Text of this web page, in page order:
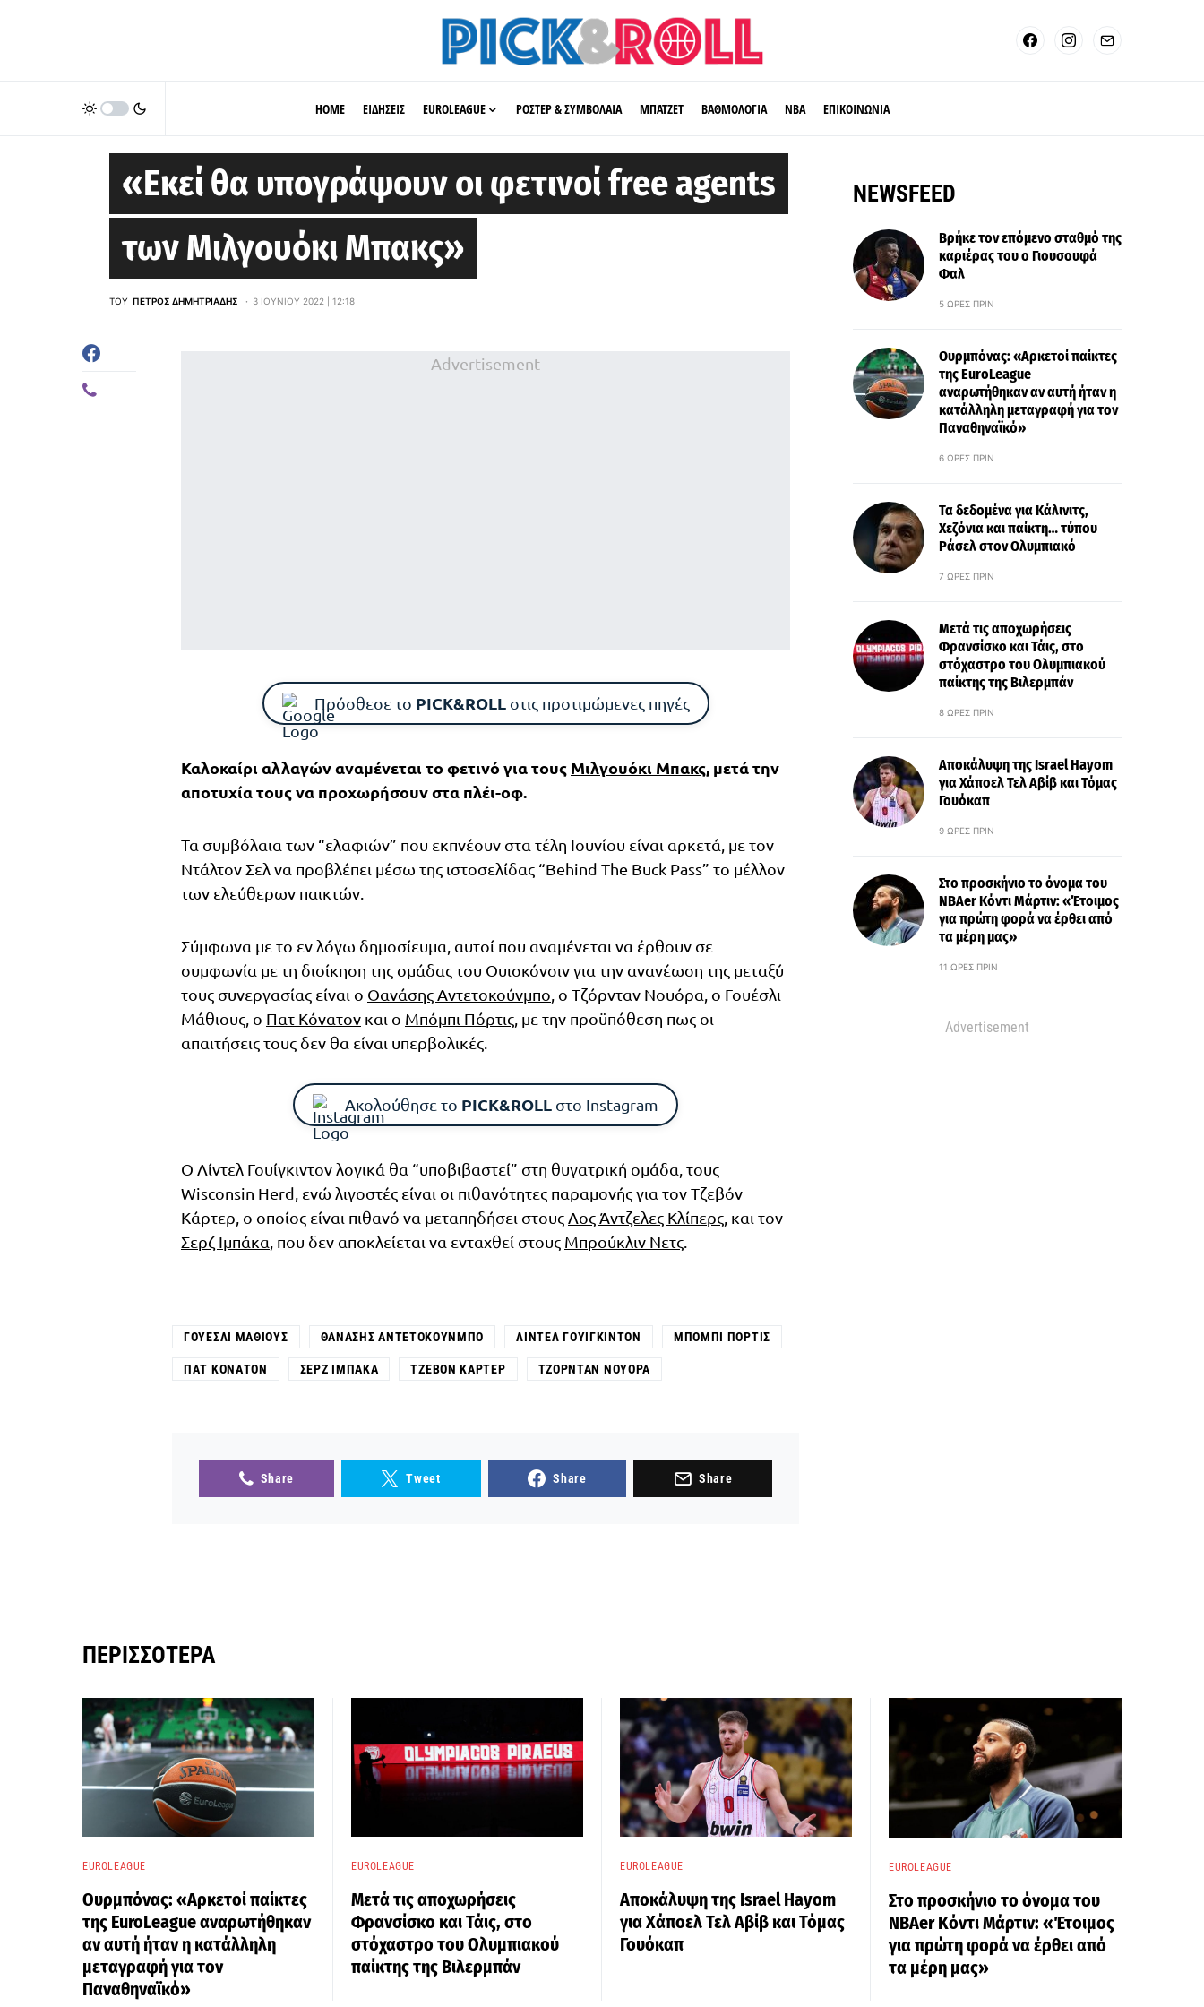
HOME ΕΙΔΗΣΕΙΣ EUROLEAGUE ΡΟΣΤΕΡ & ΣΥΜΒΟΛΑΙΑ ΜΠΑΤΖΕΤ ΒΑΘΜΟΛΟΓΙΑ ΝΒΑ ΕΠΙΚΟΙΝΩΝΙΑ
«Εκεί θα υπογράψουν οι φετινοί free agents
των Μιλγουόκι Μπακς»
ΤΟΥ ΠΈΤΡΟΣ ΔΗΜΗΤΡΙΆΔΗΣ 3 ΙΟΥΝΊΟΥ 2022 | 12:18
Advertisement
Πρόσθεσε το PICK&ROLLστις προτιμώμενες πηγές
Καλοκαίρι αλλαγών αναμένεται το φετινό για τους Μιλγουόκι Μπακς, μετά την
αποτυχία τους να προχωρήσουν στα πλέι-οφ.
Τα συμβόλαια των “ελαφιών” που εκπνέουν στα τέλη Ιουνίου είναι αρκετά, με τον
Ντάλτον Σελ να προβλέπει μέσω της ιστοσελίδας “Behind The Buck Pass” το μέλλον
των ελεύθερων παικτών.
Σύμφωνα με το εν λόγω δημοσίευμα, αυτοί που αναμένεται να έρθουν σε
συμφωνία με τη διοίκηση της ομάδας του Ουισκόνσιν για την ανανέωση της μεταξύ
τους συνεργασίας είναι ο Θανάσης Αντετοκούνμπο, ο Τζόρνταν Νουόρα, ο Γουέσλι
Μάθιους, ο Πατ Κόνατον και ο Μπόμπι Πόρτις, με την προϋπόθεση πως οι
απαιτήσεις τους δεν θα είναι υπερβολικές.
Ακολούθησε το PICK&ROLL στο Instagram
Ο Λίντελ Γουίγκιντον λογικά θα “υποβιβαστεί” στη θυγατρική ομάδα, τους
Wisconsin Herd, ενώ λιγοστές είναι οι πιθανότητες παραμονής για τον Τζεβόν
Κάρτερ, ο οποίος είναι πιθανό να μεταπηδήσει στουςΛος Άντζελες Κλίπερς, και τον
Σερζ Ιμπάκα, που δεν αποκλείεται να ενταχθεί στους Μπρούκλιν Νετς.
ΓΟΥΈΣΛΙ ΜΆΘΙΟΥΣ ΘΑΝΆΣΗΣ ΑΝΤΕΤΟΚΟΎΝΜΠΟ ΛΊΝΤΕΛ ΓΟΥΊΓΚΙΝΤΟΝ ΜΠΌΜΠΙ ΠΌΡΤΙΣ
ΠΑΤ ΚΌΝΑΤΟΝ ΣΕΡΖ ΙΜΠΆΚΑ ΤΖΕΒΌΝ ΚΆΡΤΕΡ ΤΖΌΡΝΤΑΝ ΝΟΥΌΡΑ
Share Tweet Share Share
NEWSFEED
Βρήκε τον επόμενο σταθμό της
καριέρας του ο Γιουσουφά
Φαλ
5 ΏΡΕΣ ΠΡΙΝ
Ουρμπόνας: «Αρκετοί παίκτες
της EuroLeague
αναρωτήθηκαν αν αυτή ήταν η
κατάλληλη μεταγραφή για τον
Παναθηναϊκό»
6 ΏΡΕΣ ΠΡΙΝ
Τα δεδομένα για Κάλινιτς,
Χεζόνια και παίκτη… τύπου
Ράσελ στον Ολυμπιακό
7 ΏΡΕΣ ΠΡΙΝ
Μετά τις αποχωρήσεις
Φρανσίσκο και Τάις, στο
στόχαστρο του Ολυμπιακού
παίκτης της Βιλερμπάν
8 ΏΡΕΣ ΠΡΙΝ
Αποκάλυψη της Israel Hayom
για Χάποελ Τελ Αβίβ και Τόμας
Γουόκαπ
9 ΏΡΕΣ ΠΡΙΝ
Στο προσκήνιο το όνομα του
ΝΒΑer Κόντι Μάρτιν: «Έτοιμος
για πρώτη φορά να έρθει από
τα μέρη μας»
11 ΏΡΕΣ ΠΡΙΝ
Advertisement
ΠΕΡΙΣΣΌΤΕΡΑ
EUROLEAGUE
Ουρμπόνας: «Αρκετοί παίκτες
της EuroLeague αναρωτήθηκαν
αν αυτή ήταν η κατάλληλη
μεταγραφή για τον
Παναθηναϊκό»
EUROLEAGUE
Μετά τις αποχωρήσεις
Φρανσίσκο και Τάις, στο
στόχαστρο του Ολυμπιακού
παίκτης της Βιλερμπάν
EUROLEAGUE
Αποκάλυψη της Israel Hayom
για Χάποελ Τελ Αβίβ και Τόμας
Γουόκαπ
EUROLEAGUE
Στο προσκήνιο το όνομα του
ΝΒΑer Κόντι Μάρτιν: «Έτοιμος
για πρώτη φορά να έρθει από
τα μέρη μας»